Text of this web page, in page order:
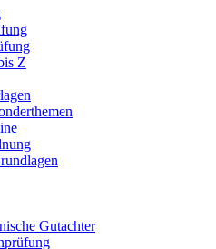
Z
Gutachter